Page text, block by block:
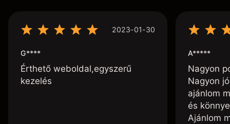
2023-01-30
G****
Érthető weboldal,egyszerű
kezelés
A*****
Nagyon
Nagyon
ajánlom
és
Ajánlom